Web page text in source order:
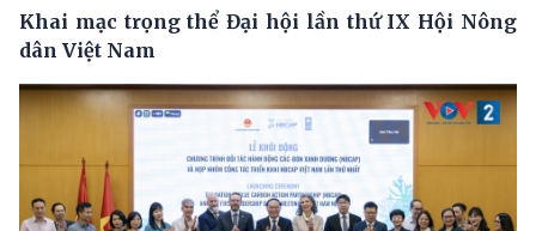
Khai mạc trọng thể Đại hội lần thứ IX Hội Nông
dân Việt Nam